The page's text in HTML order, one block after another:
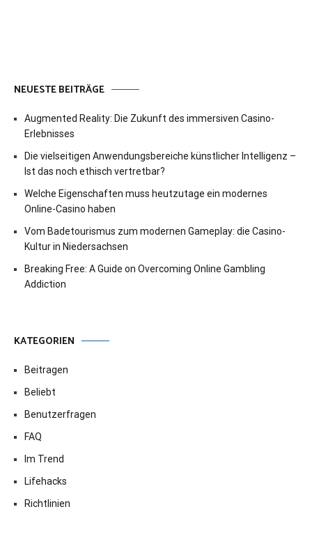
NEUESTE BEITRÄGE
Augmented Reality: Die Zukunft des immersiven Casino-
Erlebnisses
Die vielseitigen Anwendungsbereiche künstlicher Intelligenz –
Ist das noch ethisch vertretbar?
Welche Eigenschaften muss heutzutage ein modernes
Online-Casino haben
Vom Badetourismus zum modernen Gameplay: die Casino-
Kultur in Niedersachsen
Breaking Free: A Guide on Overcoming Online Gambling
Addiction
KATEGORIEN
Beitragen
Beliebt
Benutzerfragen
FAQ
Im Trend
Lifehacks
Richtlinien